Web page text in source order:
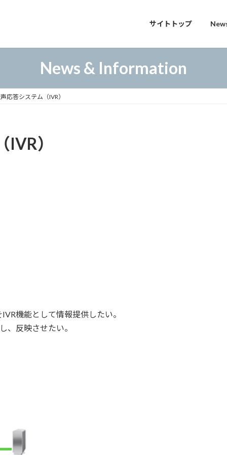
サイトトップ
News & Information
応答システム（IVR）
）
機能として情報提供したい。
、反映させたい。